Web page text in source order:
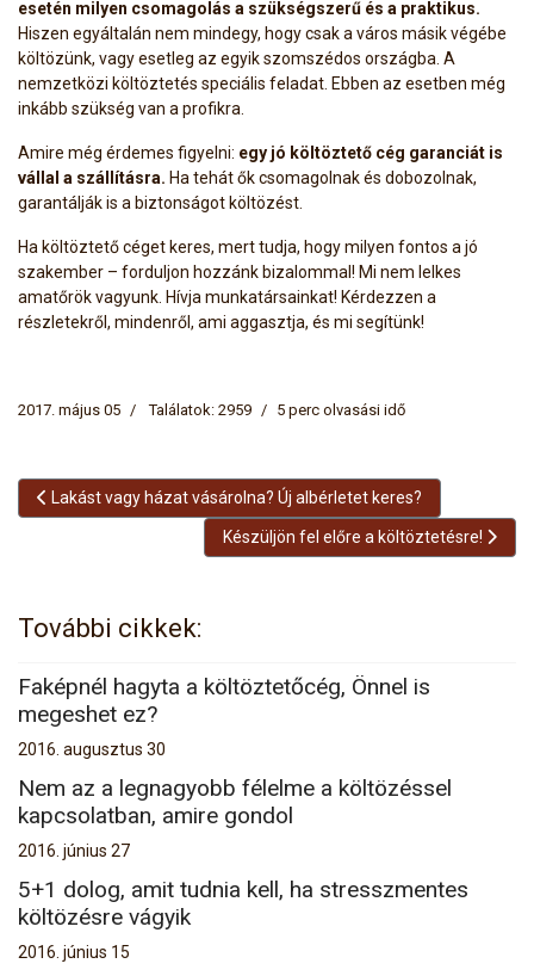
esetén milyen csomagolás a szükségszerű és a praktikus.
Hiszen egyáltalán nem mindegy, hogy csak a város másik végébe
költözünk, vagy esetleg az egyik szomszédos országba. A
nemzetközi költöztetés speciális feladat. Ebben az esetben még
inkább szükség van a profikra.
Amire még érdemes figyelni: egy jó költöztető cég garanciát is
vállal a szállításra. Ha tehát ők csomagolnak és dobozolnak,
garantálják is a biztonságot költözést.
Ha költöztető céget keres, mert tudja, hogy milyen fontos a jó
szakember – forduljon hozzánk bizalommal! Mi nem lelkes
amatőrök vagyunk. Hívja munkatársainkat! Kérdezzen a
részletekről, mindenről, ami aggasztja, és mi segítünk!
2017. május 05 Találatok: 2959 5 perc olvasási idő
Előző cikk: Lakást vagy házat vásárolna? Új albérletet keres?
Lakást vagy házat vásárolna? Új albérletet keres?
Következő cikk: Készüljön fel előre a
Készüljön fel előre a költöztetésre!
További cikkek:
Faképnél hagyta a költöztetőcég, Önnel is
megeshet ez?
2016. augusztus 30
Nem az a legnagyobb félelme a költözéssel
kapcsolatban, amire gondol
2016. június 27
5+1 dolog, amit tudnia kell, ha stresszmentes
költözésre vágyik
2016. június 15